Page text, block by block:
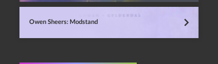
Owen Sheers: Modstand